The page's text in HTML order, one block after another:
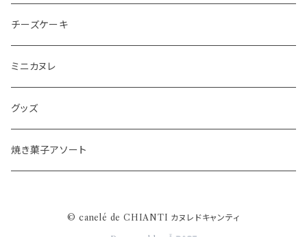
詰め合わせSET
(熨斗付き)詰め合わせSET
単品
限定セット
チーズケーキ
ミニカヌレ
グッズ
焼き菓子アソート
© canelé de CHIANTI カヌレドキャンティ